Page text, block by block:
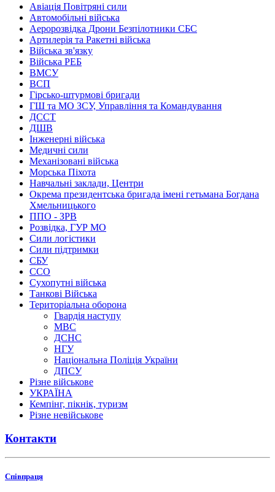
Авіація Повітряні сили
Автомобільні війська
Аеророзвідка Дрони Безпілотники СБС
Артилерія та Ракетні війська
Війська зв'язку
Війська РЕБ
ВМСУ
ВСП
Гірсько-штурмові бригади
ГШ та МО ЗСУ, Управління та Командування
ДССТ
ДШВ
Інженерні війська
Медичні сили
Механізовані війська
Морська Піхота
Навчальні заклади, Центри
Окрема президентська бригада імені гетьмана Богдана
Хмельницького
ППО - ЗРВ
Розвідка, ГУР МО
Сили логістики
Сили підтримки
СБУ
ССО
Сухопутні війська
Танкові Війська
Територіальна оборона
Гвардія наступу
МВС
ДСНС
НГУ
Національна Поліція України
ДПСУ
Різне військове
УКРАЇНА
Кемпінг, пікнік, туризм
Різне невійськове
Контакти
Співпраця